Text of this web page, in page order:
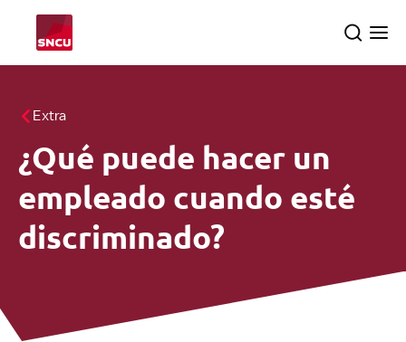
Vuelve
pagina
Search
Temas
Inspecciones
Sobre nosotros
Español
Extra
¿Qué puede hacer un
empleado cuando esté
discriminado?